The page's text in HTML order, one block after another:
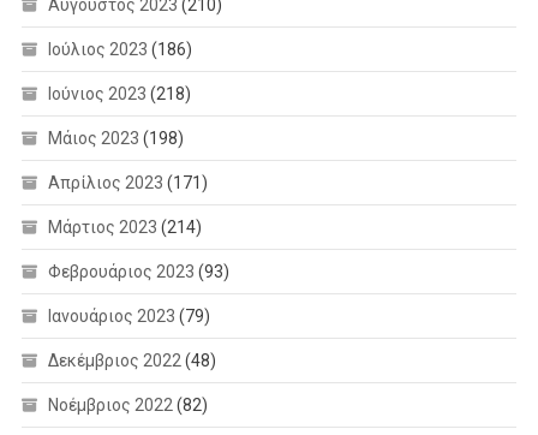
Αύγουστος 2023 (210)
Ιούλιος 2023 (186)
Ιούνιος 2023 (218)
Μάιος 2023 (198)
Απρίλιος 2023 (171)
Μάρτιος 2023 (214)
Φεβρουάριος 2023 (93)
Ιανουάριος 2023 (79)
Δεκέμβριος 2022 (48)
Νοέμβριος 2022 (82)